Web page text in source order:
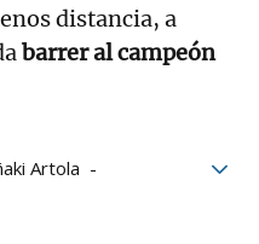
distancia, a
barrer al campeón
Artola